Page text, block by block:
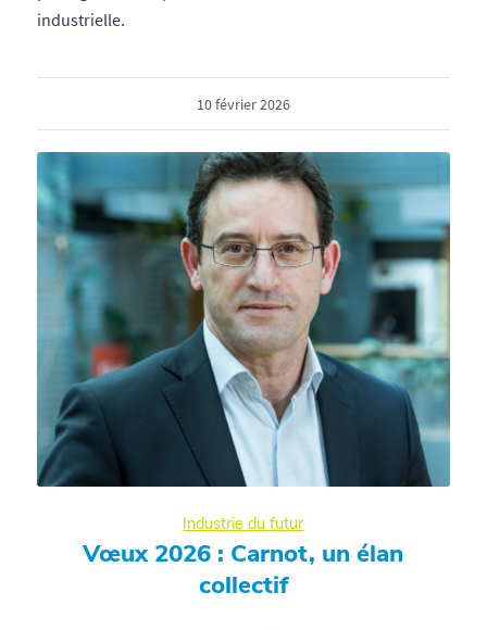
industrielle.
10 février 2026
Industrie du futur
Vœux 2026 : Carnot, un élan
collectif